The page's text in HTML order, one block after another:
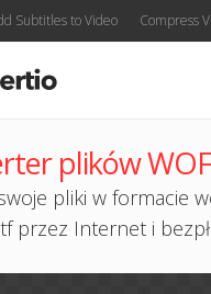
Subtitles to Video Compress
plików
pliki w formacie
przez Internet i